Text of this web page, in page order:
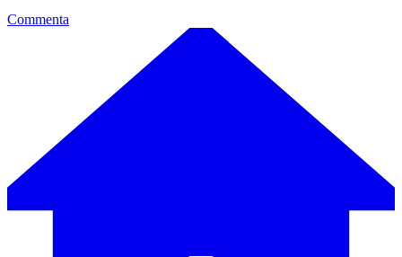
Commenta